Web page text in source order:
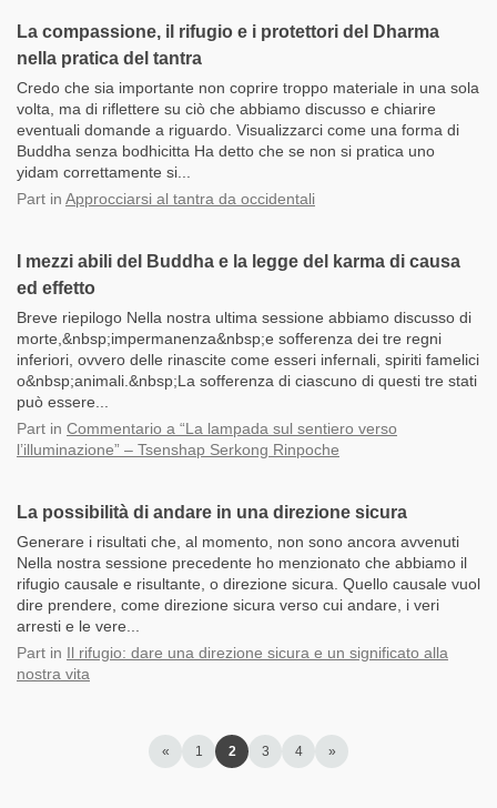
La compassione, il rifugio e i protettori del Dharma
nella pratica del tantra
Credo che sia importante non coprire troppo materiale in una sola
volta, ma di riflettere su ciò che abbiamo discusso e chiarire
eventuali domande a riguardo. Visualizzarci come una forma di
Buddha senza bodhicitta Ha detto che se non si pratica uno
yidam correttamente si...
Part in Approcciarsi al tantra da occidentali
I mezzi abili del Buddha e la legge del karma di causa
ed effetto
Breve riepilogo Nella nostra ultima sessione abbiamo discusso di
morte,&nbsp;impermanenza&nbsp;e sofferenza dei tre regni
inferiori, ovvero delle rinascite come esseri infernali, spiriti famelici
o&nbsp;animali.&nbsp;La sofferenza di ciascuno di questi tre stati
può essere...
Part in Commentario a “La lampada sul sentiero verso
l’illuminazione” – Tsenshap Serkong Rinpoche
La possibilità di andare in una direzione sicura
Generare i risultati che, al momento, non sono ancora avvenuti
Nella nostra sessione precedente ho menzionato che abbiamo il
rifugio causale e risultante, o direzione sicura. Quello causale vuol
dire prendere, come direzione sicura verso cui andare, i veri
arresti e le vere...
Part in Il rifugio: dare una direzione sicura e un significato alla
nostra vita
« 1 2 3 4 »